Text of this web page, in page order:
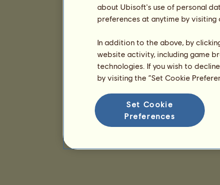
about Ubisoft's use of personal
preferences at anytime by
In addition to the above, by
website activity, including game
technologies. If you wish to
by visiting the “Set Cookie
Set Cookie
Preferences